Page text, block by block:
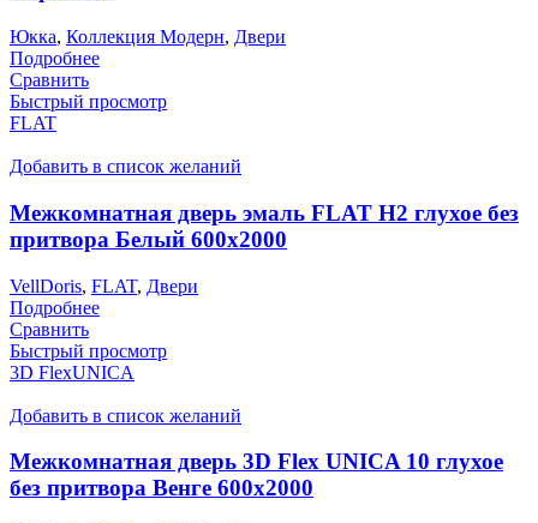
Юкка, Коллекция Модерн, Двери
Подробнее
Сравнить
Быстрый просмотр
FLAT
Добавить в список желаний
Межкомнатная дверь эмаль FLAT H2 глухое без
притвора Белый 600х2000
VellDoris, FLAT, Двери
Подробнее
Сравнить
Быстрый просмотр
3D FlexUNICA
Добавить в список желаний
Межкомнатная дверь 3D Flex UNICA 10 глухое
без притвора Венге 600х2000